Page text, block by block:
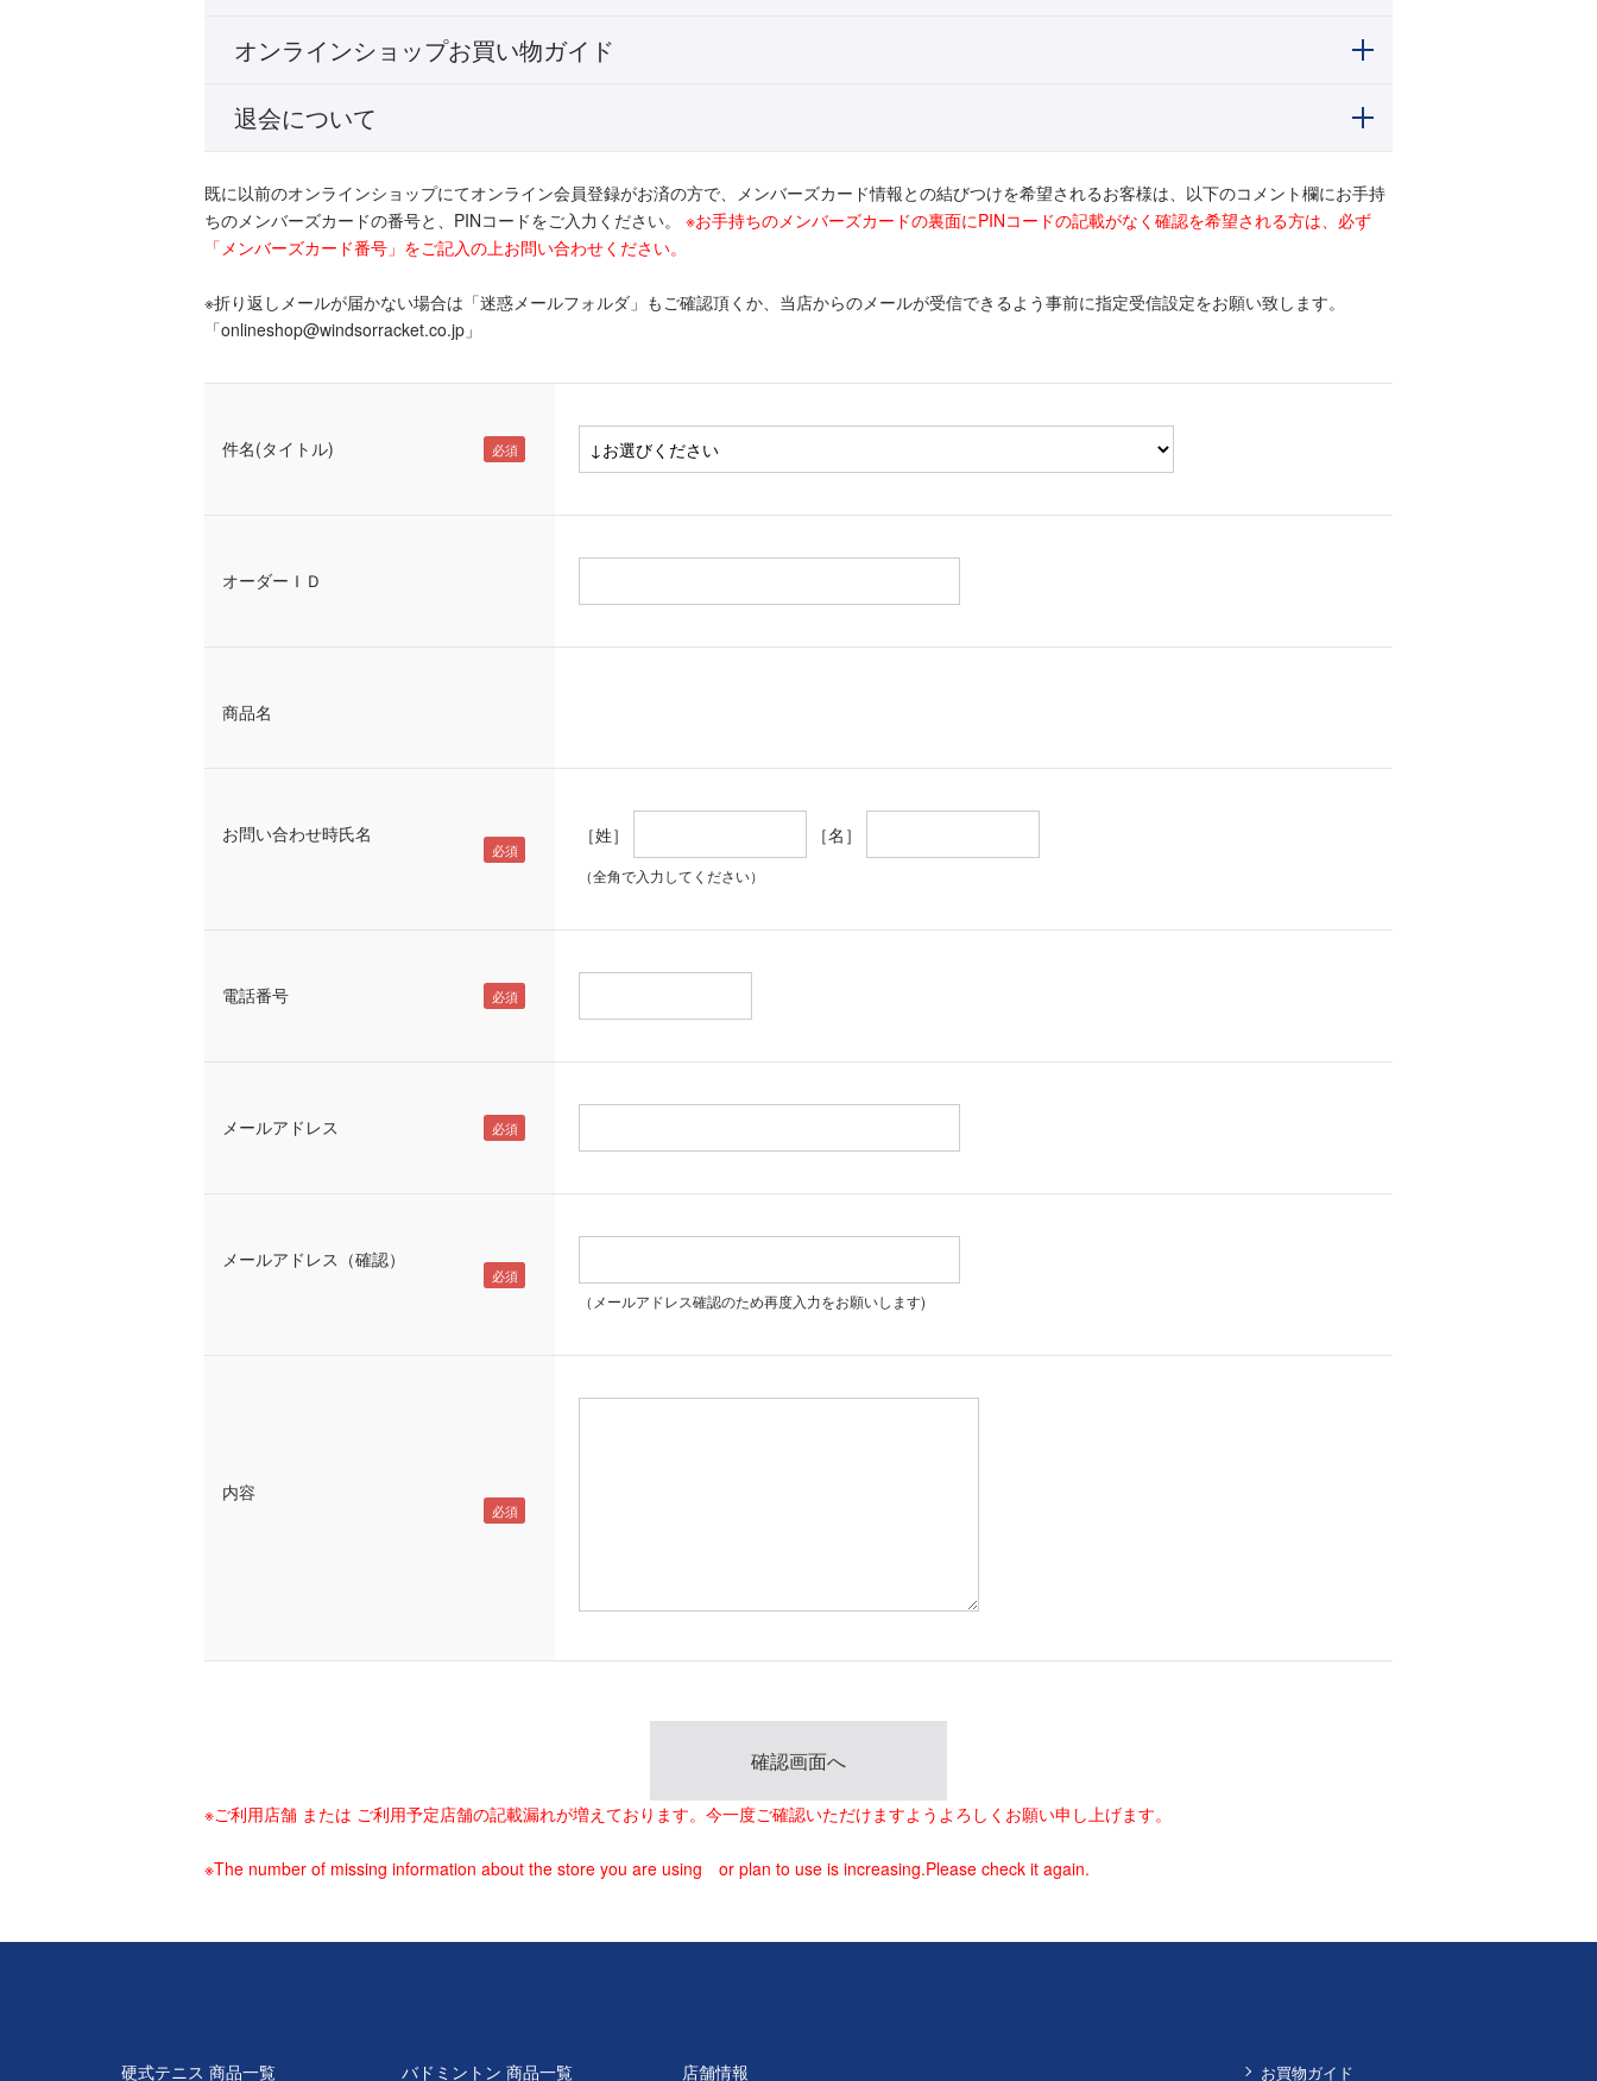
オンラインショップお買い物ガイド
退会について
既に以前のオンラインショップにてオンライン会員登録がお済の方で、メンバーズカード情報との結びつけを希望されるお客様は、以下のコメント欄にお手持
ちのメンバーズカードの番号と、PINコードをご入力ください。 ※お手持ちのメンバーズカードの裏面にPINコードの記載がなく確認を希望される方は、必ず
「メンバーズカード番号」をご記入の上お問い合わせください。
※折り返しメールが届かない場合は「迷惑メールフォルダ」もご確認頂くか、当店からのメールが受信できるよう事前に指定受信設定をお願い致します。
「onlineshop@windsorracket.co.jp」
件名(タイトル)
オーダーＩＤ
商品名
お問い合わせ時氏名 ［姓］ ［名］
（全角で入力してください）
電話番号
メールアドレス
メールアドレス（確認）
（メールアドレス確認のため再度入力をお願いします)
内容
※ご利用店舗 または ご利用予定店舗の記載漏れが増えております。今一度ご確認いただけますようよろしくお願い申し上げます。
※The number of missing information about the store you are using or plan to use is increasing.Please check it again.
硬式テニス 商品一覧 バドミントン 商品一覧 店舗情報 お買物ガイド